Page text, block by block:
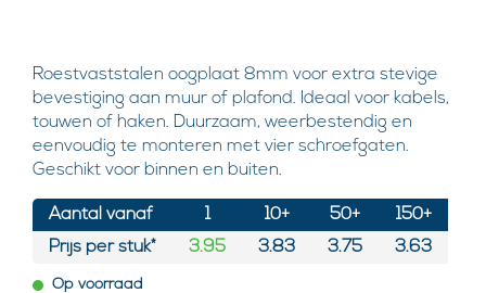
Roestvaststalen oogplaat 8mm voor extra stevige
bevestiging aan muur of plafond. Ideaal voor kabels,
touwen of haken. Duurzaam, weerbestendig en
eenvoudig te monteren met vier schroefgaten.
Geschikt voor binnen en buiten.
Aantal vanaf
Prijs per stuk*
1
3.95
10+
3.83
50+
3.75
150+
3.63
Op voorraad